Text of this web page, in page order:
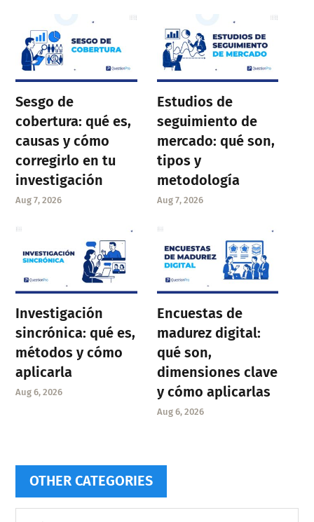
Sesgo de
cobertura: qué es,
causas y cómo
corregirlo en tu
investigación
Aug 7, 2026
Estudios de
seguimiento de
mercado: qué son,
tipos y
metodología
Aug 7, 2026
Investigación
sincrónica: qué es,
métodos y cómo
aplicarla
Aug 6, 2026
Encuestas de
madurez digital:
qué son,
dimensiones clave
y cómo aplicarlas
Aug 6, 2026
OTHER CATEGORIES